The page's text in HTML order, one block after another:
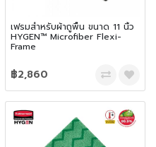
เฟรมสำหรับผ้าถูพื้น ขนาด 11 นิ้ว
HYGEN™ Microfiber Flexi-
Frame
฿2,860